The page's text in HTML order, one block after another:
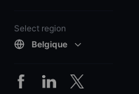
Select region
Belgique